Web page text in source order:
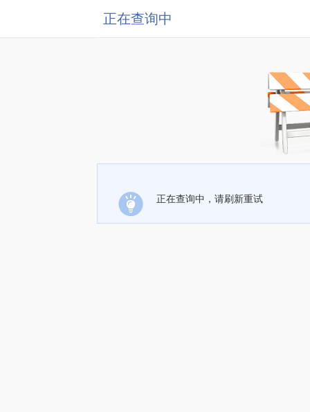
正在查询中
正在查询中，请刷新重试